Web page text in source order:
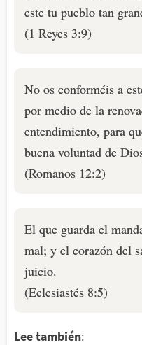
este tu pueblo tan
(1 Reyes 3:9)
No os conforméis a
por medio de la
entendimiento, para
buena voluntad de
(Romanos 12:2)
El que guarda el
mal; y el corazón del
juicio.
(Eclesiastés 8:5)
Lee también: